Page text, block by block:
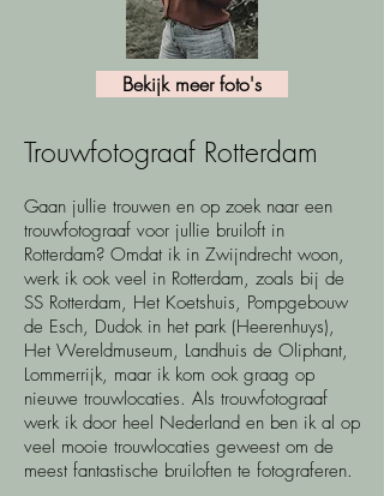
Bekijk meer foto's
Trouwfotograaf Rotterdam
Gaan jullie trouwen en op zoek naar een
trouwfotograaf voor jullie bruiloft in
Rotterdam? Omdat ik in Zwijndrecht woon,
werk ik ook veel in Rotterdam, zoals bij de
SS Rotterdam, Het Koetshuis, Pompgebouw
de Esch, Dudok in het park (Heerenhuys),
Het Wereldmuseum, Landhuis de Oliphant,
Lommerrijk, maar ik kom ook graag op
nieuwe trouwlocaties. Als trouwfotograaf
werk ik door heel Nederland en ben ik al op
veel mooie trouwlocaties geweest om de
meest fantastische bruiloften te fotograferen.